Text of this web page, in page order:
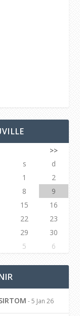
>>
s
d
1
2
8
9
15
16
22
23
29
30
5 6
- 5 Jan 26